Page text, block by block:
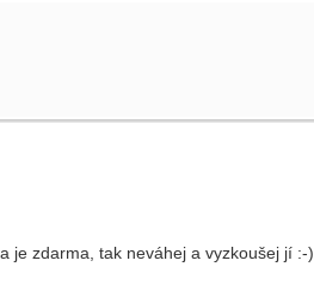
je zdarma, tak neváhej a vyzkoušej jí :-)